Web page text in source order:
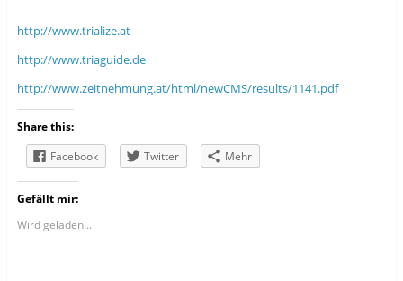
http://www.trialize.at
http://www.triaguide.de
http://www.zeitnehmung.at/html/newCMS/results/1141.pdf
Share this:
Facebook
Twitter Mehr
Gefällt mir:
Wird geladen...